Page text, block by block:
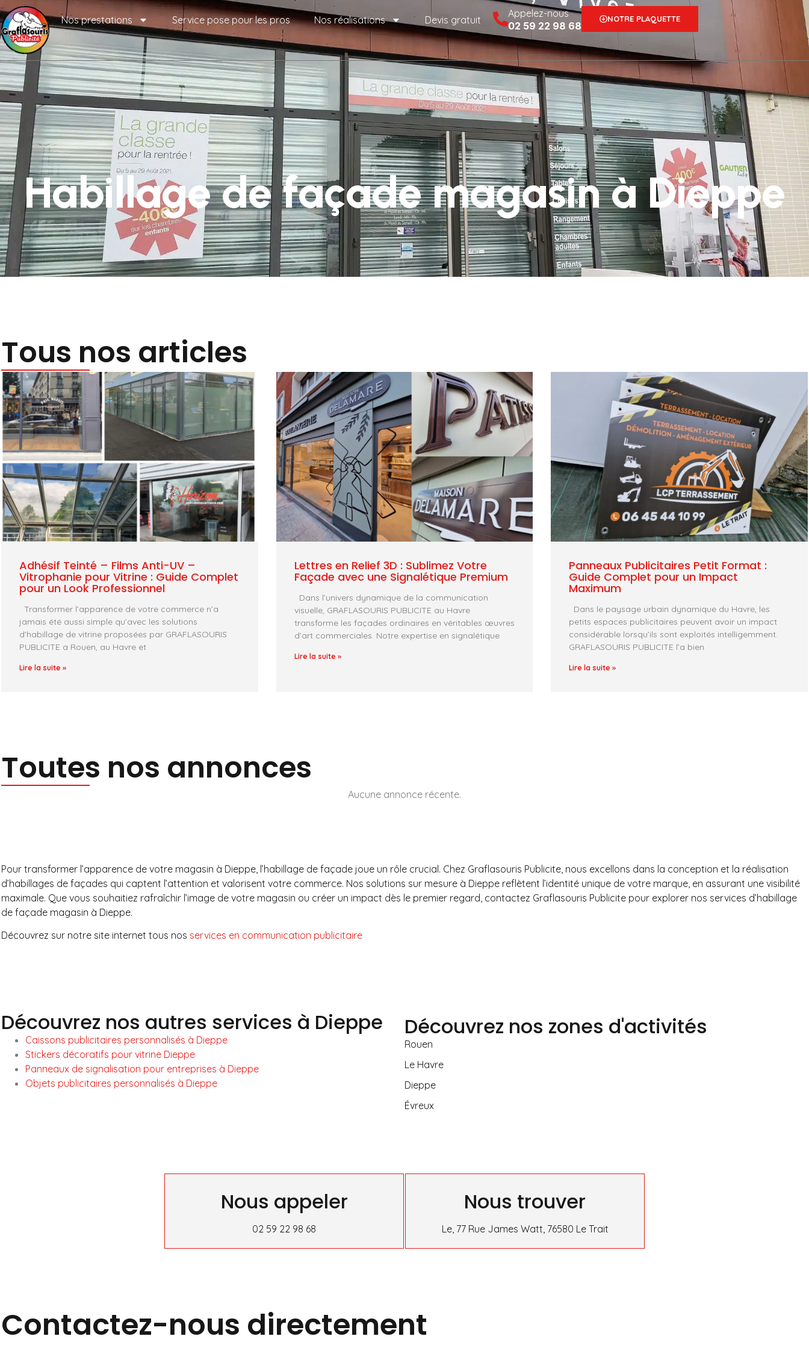
Nos prestations Service pose pour les pros Nos réalisations Devis gratuit
Appelez-nous
02 59 22 98 68
NOTRE PLAQUETTE
Habillage de façade magasin à Dieppe
Tous nos articles
Adhésif Teinté – Films Anti-UV –
Vitrophanie pour Vitrine : Guide Complet
pour un Look Professionnel
Transformer l’apparence de votre commerce n’a
jamais été aussi simple qu’avec les solutions
d’habillage de vitrine proposées par GRAFLASOURIS
PUBLICITE a Rouen, au Havre et
Lire la suite »
Lettres en Relief 3D : Sublimez Votre
Façade avec une Signalétique Premium
Dans l’univers dynamique de la communication
visuelle, GRAFLASOURIS PUBLICITE au Havre
transforme les façades ordinaires en véritables œuvres
d’art commerciales. Notre expertise en signalétique
Lire la suite »
Panneaux Publicitaires Petit Format :
Guide Complet pour un Impact
Maximum
Dans le paysage urbain dynamique du Havre, les
petits espaces publicitaires peuvent avoir un impact
considérable lorsqu’ils sont exploités intelligemment.
GRAFLASOURIS PUBLICITE l’a bien
Lire la suite »
Toutes nos annonces
Aucune annonce récente.
Pour transformer l’apparence de votre magasin à Dieppe, l’habillage de façade joue un rôle crucial. Chez Graflasouris Publicite, nous excellons dans la conception et la réalisation
d’habillages de façades qui captent l’attention et valorisent votre commerce. Nos solutions sur mesure à Dieppe reflètent l’identité unique de votre marque, en assurant une visibilité
maximale. Que vous souhaitiez rafraîchir l’image de votre magasin ou créer un impact dès le premier regard, contactez Graflasouris Publicite pour explorer nos services d’habillage
de façade magasin à Dieppe.
Découvrez sur notre site internet tous nos services en communication publicitaire
Découvrez nos autres services à Dieppe
Caissons publicitaires personnalisés à Dieppe
Stickers décoratifs pour vitrine Dieppe
Panneaux de signalisation pour entreprises à Dieppe
Objets publicitaires personnalisés à Dieppe
Découvrez nos zones d'activités
Rouen
Le Havre
Dieppe
Évreux
Nous appeler
02 59 22 98 68
Nous trouver
Le, 77 Rue James Watt, 76580 Le Trait
Contactez-nous directement